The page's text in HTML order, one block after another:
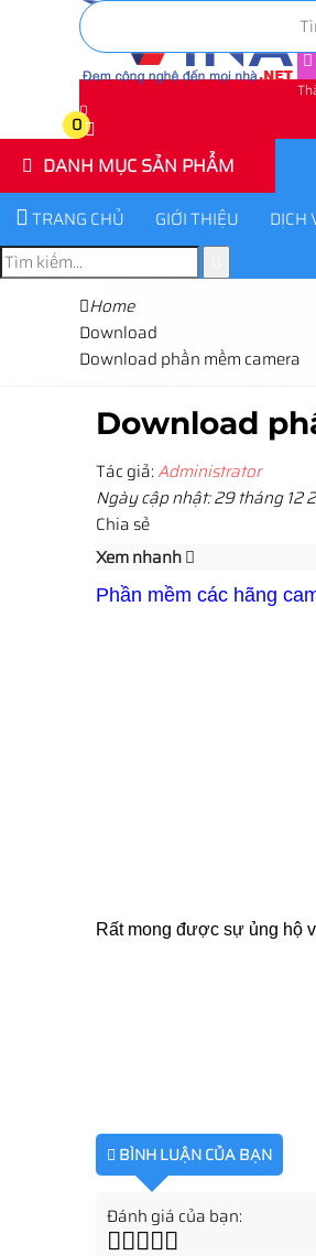
0
0
DANH MỤC SẢN PHẨM
TRANG CHỦ GIỚI THIỆU DỊCH
Home
Download
Download phần mềm camera
Download
Tác giả:Administrator
Ngày cập nhật: 29 tháng 12
Chia sẻ
Xem nhanh
Phần mềm các hãng
Rất mong được sự ủng hộ
BÌNH LUẬN CỦA BẠN
Đánh giá của bạn: